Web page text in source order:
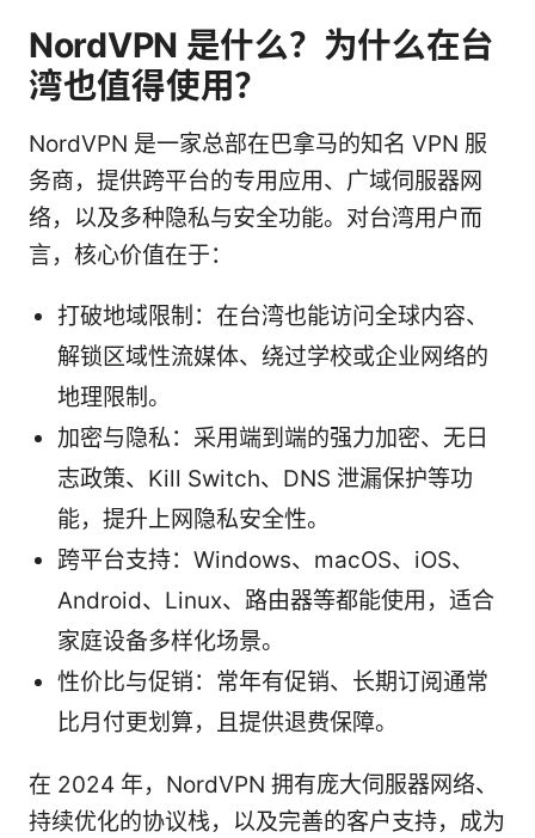
NordVPN 是什么？为什么在台
湾也值得使用？
NordVPN 是一家总部在巴拿马的知名 VPN 服
务商，提供跨平台的专用应用、广域伺服器网
络，以及多种隐私与安全功能。对台湾用户而
言，核心价值在于：
打破地域限制：在台湾也能访问全球内容、
解锁区域性流媒体、绕过学校或企业网络的
地理限制。
加密与隐私：采用端到端的强力加密、无日
志政策、Kill Switch、DNS 泄漏保护等功
能，提升上网隐私安全性。
跨平台支持：Windows、macOS、iOS、
Android、Linux、路由器等都能使用，适合
家庭设备多样化场景。
性价比与促销：常年有促销、长期订阅通常
比月付更划算，且提供退费保障。
在 2024 年，NordVPN 拥有庞大伺服器网络、
持续优化的协议栈，以及完善的客户支持，成为